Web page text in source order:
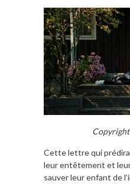
Copyright
Cette lettre qui prédira
leur entêtement et
sauver leur enfant de